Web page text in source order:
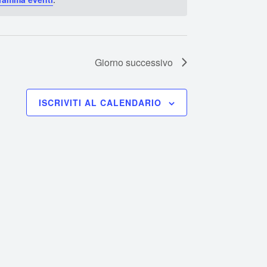
Giorno successivo
ISCRIVITI AL CALENDARIO